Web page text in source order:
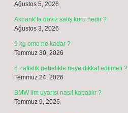
Ağustos 5, 2026
Akbank’ta döviz satış kuru nedir ?
Ağustos 3, 2026
9 kg omo ne kadar ?
Temmuz 30, 2026
6 haftalık gebelikte neye dikkat edilmeli ?
Temmuz 24, 2026
BMW lim uyarısı nasıl kapatılır ?
Temmuz 9, 2026